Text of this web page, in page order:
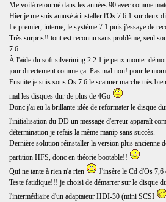
Me voilà retourné dans les années 90 avec comme
Hier je me suis amusé à installer l'Os 7.6.1 sur deux
Le premier, interne, le système 7.1 puis j'essaye de
Très surpris!! tout est reconnu sans problème, seul
7.6
À l'aide du soft silverining 2.2.1 je peux monter
jour directement comme ça. Pas mal non! pour le
Ensuite je suis sous Os 7.6 le scanner marche très
mal les disques dur de plus de 4Go
Donc j'ai eu la brillante idée de reformater le disque
l'initialisation du DD un message d'erreur apparaît
détermination je refais la même manip sans succès.
Dernière solution réinstaller la version plus ancienne
partition HFS, donc en théorie bootable!!
Qui ne tante à rien n'a rien
J'insère le Cd d'Os
Teste fatidique!!! je choisi de démarrer sur le disque
l'intermédiaire d'un adaptateur HDI-30 (mini SCSI